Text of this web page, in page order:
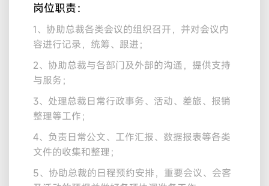
岗位职责：
1、协助总裁各类会议的组织召开，并对会议内
容进行记录，统筹、跟进；
2、协助总裁与各部门及外部的沟通，提供支持
与服务；
3、处理总裁日常行政事务、活动、差旅、报销
整理等工作；
4、负责日常公文、工作汇报、数据报表等各类
文件的收集和整理；
5、协助总裁的日程预约安排，重要会议、会客